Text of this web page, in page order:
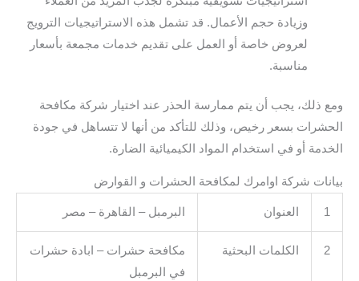
وزيادة حجم الأعمال. قد تشمل هذه الاستراتيجيات الترويج
لعروض خاصة أو العمل على تقديم خدمات مجمعة بأسعار
مناسبة.
ومع ذلك، يجب أن يتم ممارسة الحذر عند اختيار شركة مكافحة
الحشرات بسعر رخيص، وذلك للتأكد من أنها لا تتساهل في جودة
الخدمة أو في استخدام المواد الكيميائية الضارة.
بيانات شركة اوامرك لمكافحة الحشرات و القوارض
1 العنوان البرمبل – القاهرة – مصر
2 الكلمات البحثية
مكافحة حشرات – ابادة حشرات
في البرمبل